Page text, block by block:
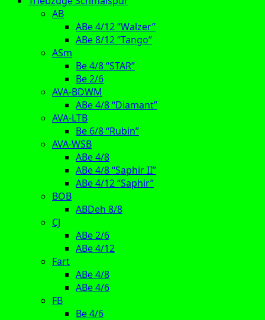
AB
ABe 4/12 “Walzer”
ABe 8/12 “Tango”
ASm
Be 4/8 “STAR”
Be 2/6
AVA-BDWM
ABe 4/8 “Diamant”
AVA-LTB
Be 6/8 “Rubin”
AVA-WSB
ABe 4/8
ABe 4/8 “Saphir II”
ABe 4/12 “Saphir”
BOB
ABDeh 8/8
CJ
ABe 2/6
ABe 4/12
Fart
ABe 4/8
ABe 4/6
FB
Be 4/6